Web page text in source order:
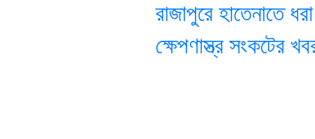
রাজাপুরে হাতেনাতে
ক্ষেপণাস্ত্র সংকটের